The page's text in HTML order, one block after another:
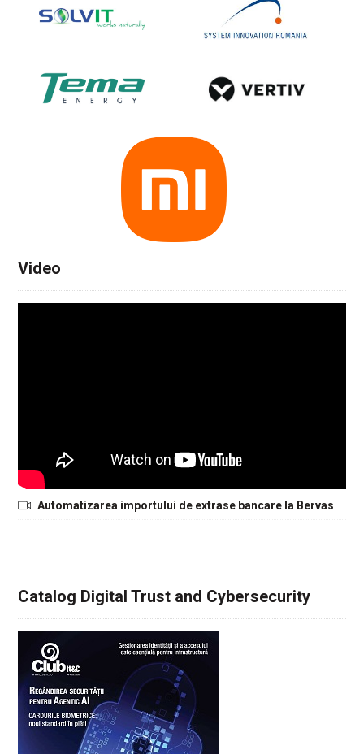
Video
Automatizarea importului de extrase bancare la Bervas
Catalog Digital Trust and Cybersecurity